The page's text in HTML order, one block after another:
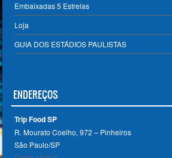
Embaixadas 5 Estrelas
Loja
GUIA DOS ESTÁDIOS PAULISTAS
ENDEREÇOS
Trip Food SP
R. Mourato Coelho, 972 – Pinheiros
São Paulo/SP ‎